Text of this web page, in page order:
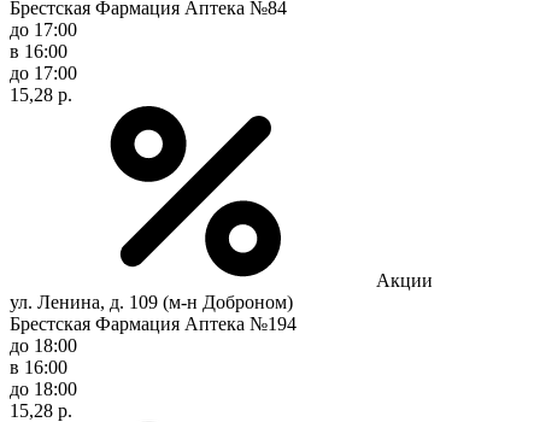
Брестская Фармация Аптека №84
до 17:00
в 16:00
до 17:00
15,28 р.
Акции
ул. Ленина, д. 109 (м-н Доброном)
Брестская Фармация Аптека №194
до 18:00
в 16:00
до 18:00
15,28 р.